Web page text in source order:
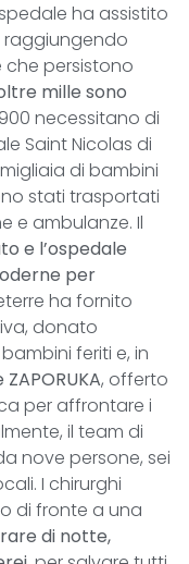
ha assistito
raggiungendo
persistono
mille sono
necessitano di
Saint Nicolas di
di bambini
stati trasportati
e ambulanze. Il
e l’ospedale
per
ha fornito
donato
feriti e, in
, offerto
per affrontare i
il team di
nove persone, sei
I chirurghi
di fronte a una
di notte,